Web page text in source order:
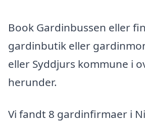
Book Gardinbussen eller
gardinbutik eller
eller Syddjurs kommune i
herunder.
Vi fandt 8 gardinfirmaer i